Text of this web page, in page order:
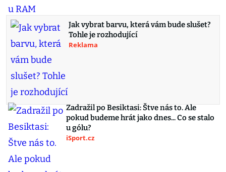
Jak vybrat barvu, která vám bude slušet?
Tohle je rozhodující
Reklama
Zadražil po Besiktasi: Štve nás to. Ale
pokud budeme hrát jako dnes... Co se stalo
u gólu?
iSport.cz